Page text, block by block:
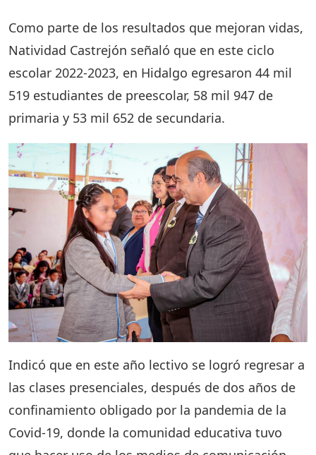
Como parte de los resultados que mejoran vidas,
Natividad Castrejón señaló que en este ciclo
escolar 2022-2023, en Hidalgo egresaron 44 mil
519 estudiantes de preescolar, 58 mil 947 de
primaria y 53 mil 652 de secundaria.
Indicó que en este año lectivo se logró regresar a
las clases presenciales, después de dos años de
confinamiento obligado por la pandemia de la
Covid-19, donde la comunidad educativa tuvo